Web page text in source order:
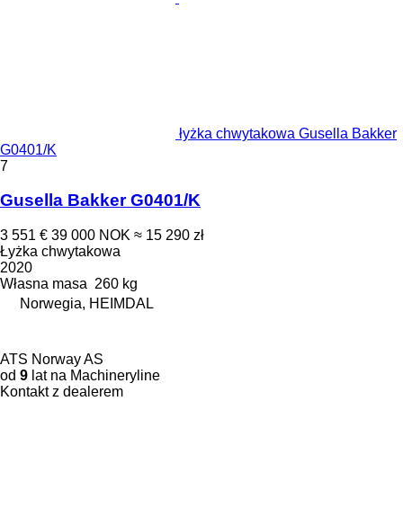
łyżka chwytakowa Gusella Bakker
G0401/K
7
Gusella Bakker G0401/K
3 551 € 39 000 NOK ≈ 15 290 zł
Łyżka chwytakowa
2020
Własna masa 260 kg
Norwegia, HEIMDAL
ATS Norway AS
od 9 lat na Machineryline
Kontakt z dealerem